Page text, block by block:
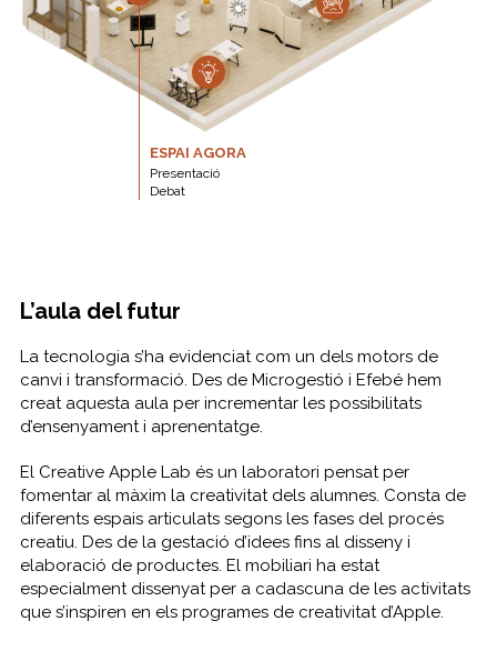
ESPAI AGORA
Presentació
Debat
L’aula del futur
La tecnologia s’ha evidenciat com un dels motors de
canvi i transformació. Des de Microgestió i Efebé hem
creat aquesta aula per incrementar les possibilitats
d’ensenyament i aprenentatge.
El Creative Apple Lab és un laboratori pensat per
fomentar al màxim la creativitat dels alumnes. Consta de
diferents espais articulats segons les fases del procés
creatiu. Des de la gestació d’idees fins al disseny i
elaboració de productes. El mobiliari ha estat
especialment dissenyat per a cadascuna de les activitats
que s’inspiren en els programes de creativitat d’Apple.